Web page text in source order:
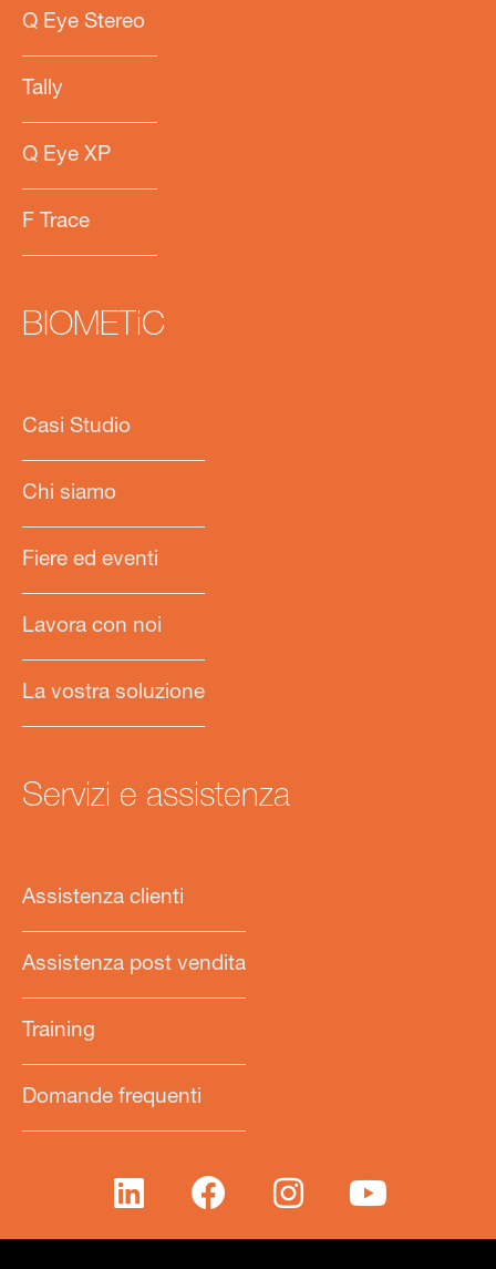
Q Eye Stereo
Tally
Q Eye XP
F Trace
BIOMETiC
Casi Studio
Chi siamo
Fiere ed eventi
Lavora con noi
La vostra soluzione
Servizi e assistenza
Assistenza clienti
Assistenza post vendita
Training
Domande frequenti